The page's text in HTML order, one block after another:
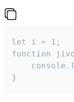
let i = 1;
function
}